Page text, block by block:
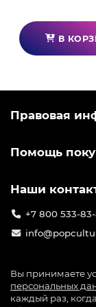
В
Правовая
Помощь
Наши
+7 800 533-
Вы принимаете
персональных
каждый раз,